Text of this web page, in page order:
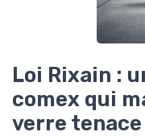
Loi Rixain :
comex qui
verre tenace